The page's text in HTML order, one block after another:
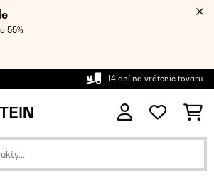
55%
14 dní na vrátenie tovaru